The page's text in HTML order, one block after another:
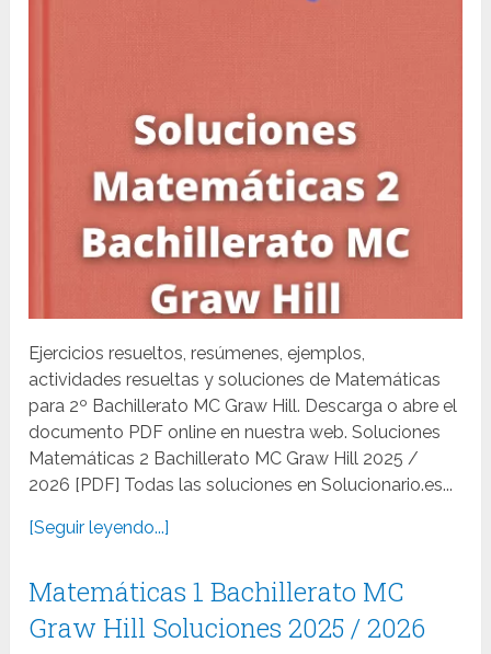
Ejercicios resueltos, resúmenes, ejemplos,
actividades resueltas y soluciones de Matemáticas
para 2º Bachillerato MC Graw Hill. Descarga o abre el
documento PDF online en nuestra web. Soluciones
Matemáticas 2 Bachillerato MC Graw Hill 2025 /
2026 [PDF] Todas las soluciones en Solucionario.es...
[Seguir leyendo...]
Matemáticas 1 Bachillerato MC
Graw Hill Soluciones 2025 / 2026